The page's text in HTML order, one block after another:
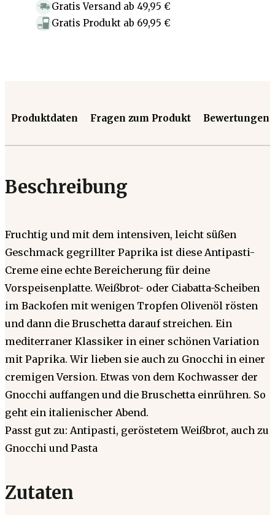
Gratis Versand ab 49,95 €
Gratis Produkt ab 69,95 €
Produktdaten Fragen zum Produkt Bewertungen
Beschreibung
Fruchtig und mit dem intensiven, leicht süßen
Geschmack gegrillter Paprika ist diese Antipasti-
Creme eine echte Bereicherung für deine
Vorspeisenplatte. Weißbrot- oder Ciabatta-Scheiben
im Backofen mit wenigen Tropfen Olivenöl rösten
und dann die Bruschetta darauf streichen. Ein
mediterraner Klassiker in einer schönen Variation
mit Paprika. Wir lieben sie auch zu Gnocchi in einer
cremigen Version. Etwas von dem Kochwasser der
Gnocchi auffangen und die Bruschetta einrühren. So
geht ein italienischer Abend.
Passt gut zu: Antipasti, geröstetem Weißbrot, auch zu
Gnocchi und Pasta
Zutaten